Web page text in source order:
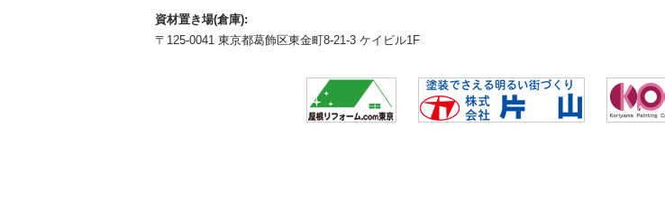
資材置き場(倉庫):
〒125-0041 東京都葛飾区東金町8-21-3 ケイビル1F